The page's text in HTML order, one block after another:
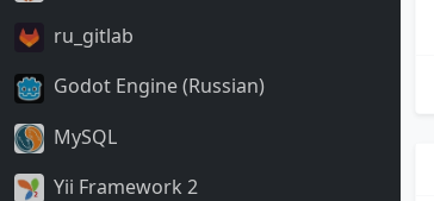
ru_gitlab
Godot Engine (Russian)
MySQL
Yii Framework 2